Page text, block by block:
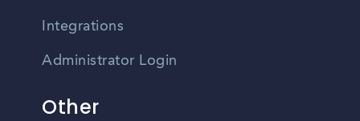
Integrations
Administrator Login
Other